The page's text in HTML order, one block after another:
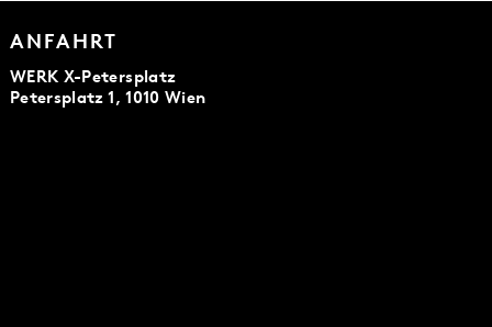
ANFAHRT
WERK X-Petersplatz
Petersplatz 1, 1010 Wien